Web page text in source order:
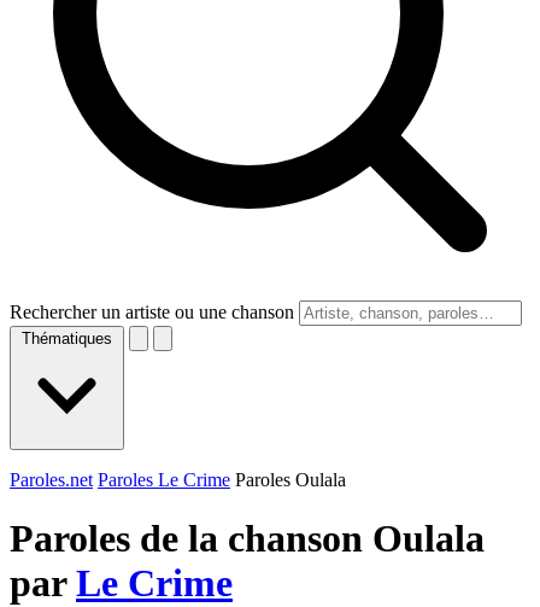
Rechercher un artiste ou une chanson
Thématiques
Paroles.net Paroles Le Crime Paroles Oulala
Paroles de la chanson Oulala
parLe Crime